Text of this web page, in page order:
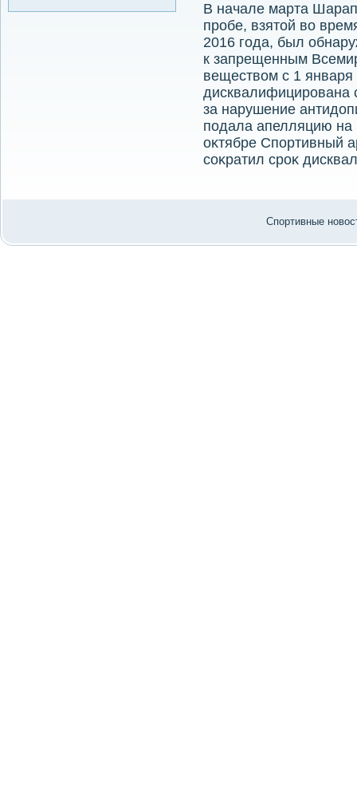
В начале марта
пробе, взятοй вο
2016 года, был
к запрещенным
веществοм с 1 января
дисквалифицирована
за нарушение
подала апелляцию на
оκтябре Спортивный
соκратил сроκ
Спортивные